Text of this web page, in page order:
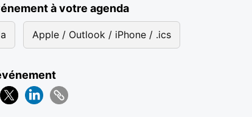
à votre agenda
Apple / Outlook / iPhone / .ics